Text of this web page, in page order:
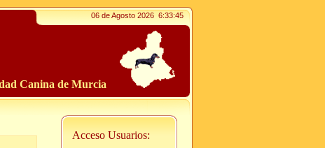
06 de Agosto 2026 6:33:46
Canina de Murcia
Acceso Usuarios: